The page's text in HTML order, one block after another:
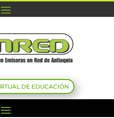
DE EDUCACIÓN